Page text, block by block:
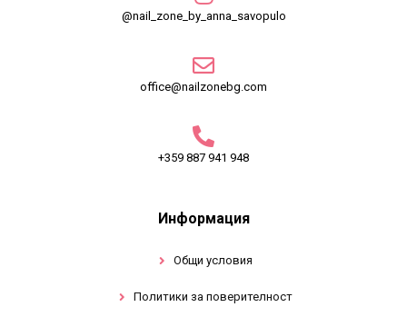
@nail_zone_by_anna_savopulo
office@nailzonebg.com
+359 887 941 948
Информация
Общи условия
Политики за поверителност